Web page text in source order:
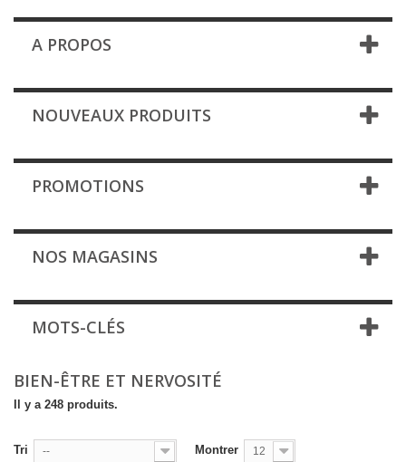
A PROPOS
NOUVEAUX PRODUITS
PROMOTIONS
NOS MAGASINS
MOTS-CLÉS
BIEN-ÊTRE ET NERVOSITÉ
Il y a 248 produits.
Tri -- Montrer 12